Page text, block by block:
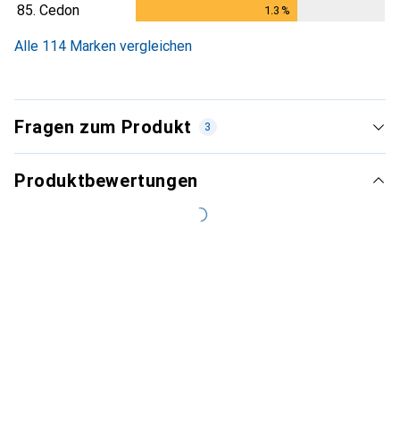
85. Cedon 1.3 %
Alle 114 Marken vergleichen
Fragen zum Produkt 3
Produktbewertungen